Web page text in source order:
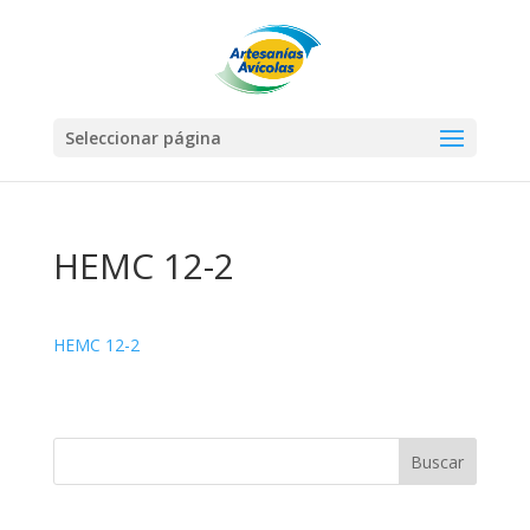
Seleccionar página
HEMC 12-2
HEMC 12-2